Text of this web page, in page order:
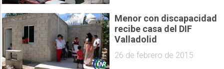
Menor con discapacidad
recibe casa del DIF
Valladolid
26 de febrero de 2015